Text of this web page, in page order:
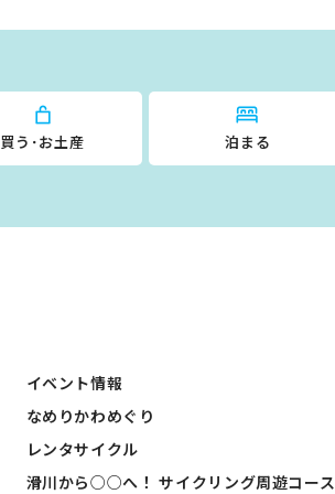
買う･お土産 泊まる
イベント情報
なめりかわめぐり
レンタサイクル
滑川から○○へ！ サイクリング周遊コース